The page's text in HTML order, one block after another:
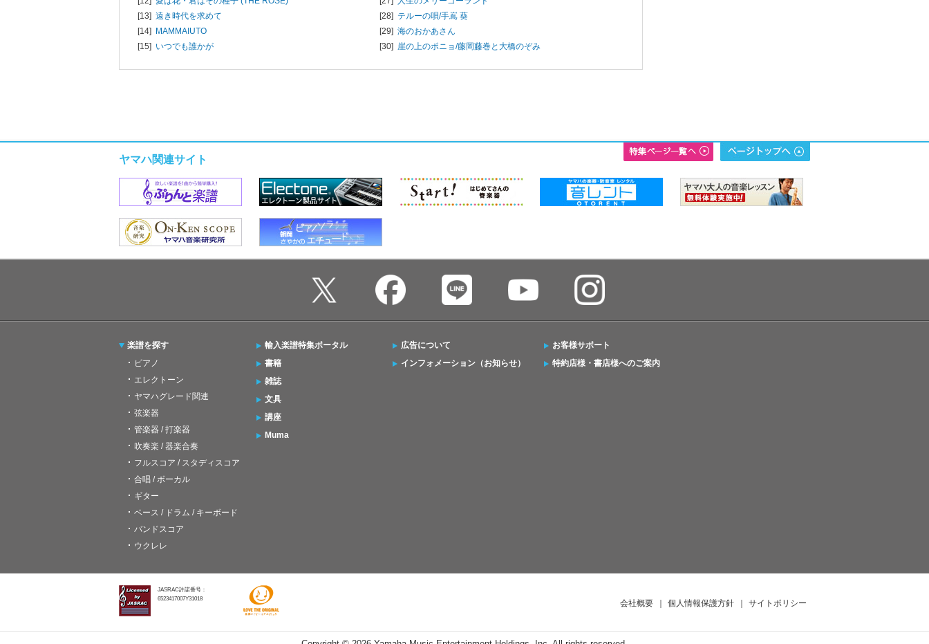
[13] 遠き時代を求めて
[14] MAMMAIUTO
[15] いつでも誰かが
[28] テルーの唄/手嶌 葵
[29] 海のおかあさん
[30] 崖の上のポニョ/藤岡藤巻と大橋のぞみ
ヤマハ関連サイト
楽譜を探す
ピアノ
エレクトーン
ヤマハグレード関連
弦楽器
管楽器 / 打楽器
吹奏楽 / 器楽合奏
フルスコア / スタディスコア
合唱 / ボーカル
ギター
ベース / ドラム / キーボード
バンドスコア
ウクレレ
輸入楽譜特集ポータル
書籍
雑誌
文具
講座
Muma
広告について
インフォメーション（お知らせ）
お客様サポート
特約店様・書店様へのご案内
JASRAC許諾番号：
6523417007Y31018
会社概要 ｜ 個人情報保護方針 ｜ サイトポリシー